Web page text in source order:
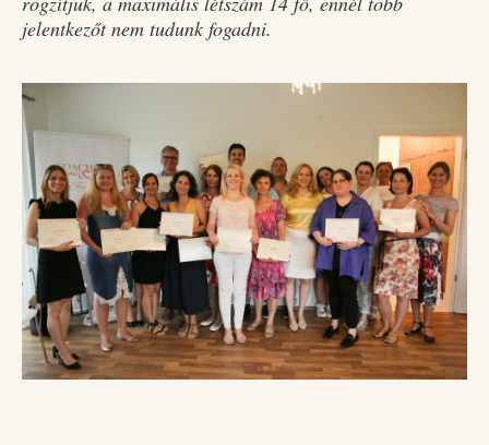
jelentkezőt nem tudunk fogadni.